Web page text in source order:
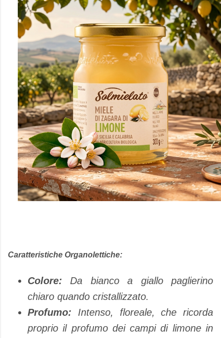
Caratteristiche Organolettiche:
Colore: Da bianco a giallo paglierino
chiaro quando cristallizzato.
Profumo: Intenso, floreale, che ricorda
proprio il profumo dei campi di limone in